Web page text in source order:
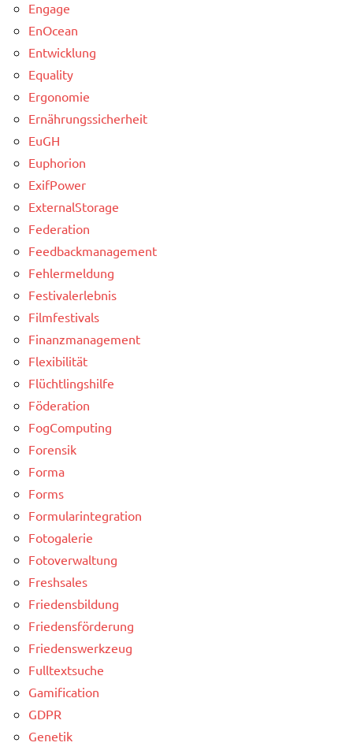
Engage
EnOcean
Entwicklung
Equality
Ergonomie
Ernährungssicherheit
EuGH
Euphorion
ExifPower
ExternalStorage
Federation
Feedbackmanagement
Fehlermeldung
Festivalerlebnis
Filmfestivals
Finanzmanagement
Flexibilität
Flüchtlingshilfe
Föderation
FogComputing
Forensik
Forma
Forms
Formularintegration
Fotogalerie
Fotoverwaltung
Freshsales
Friedensbildung
Friedensförderung
Friedenswerkzeug
Fulltextsuche
Gamification
GDPR
Genetik